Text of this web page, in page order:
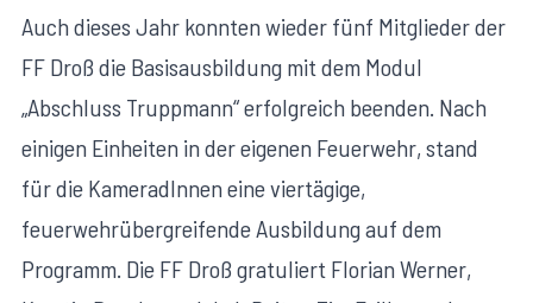
Auch dieses Jahr konnten wieder fünf Mitglieder der
FF Droß die Basisausbildung mit dem Modul
„Abschluss Truppmann“ erfolgreich beenden. Nach
einigen Einheiten in der eigenen Feuerwehr, stand
für die KameradInnen eine viertägige,
feuerwehrübergreifende Ausbildung auf dem
Programm. Die FF Droß gratuliert Florian Werner,